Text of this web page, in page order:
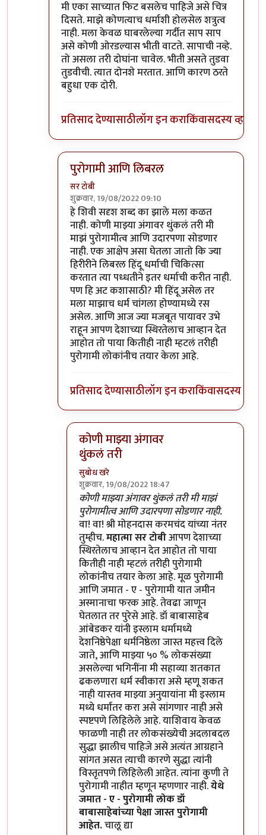
मी एका साच्यात फिट बसलेच पाहिजे असे चित्र
दिसते. माझे कोणत्याच धर्माशी होलसेल शत्रुत्व
नाही. मला केवळ घाबरलेल्या गर्दीत साप साप
असे कोणी ओरडल्यास भीती वाटते. सापाची नव्हे.
तो असला तरी दोघांना चावेल. भीती असते तुडवा
तुडवीची. त्यात दोनशे मरतात. आणि कारण ठरते
बहुधा एक दोरी.
प्रतिसाद देण्यासाठीलॉग इन कराकिंवासदस्य व्हा
पुरोगामी आणि लिबरल
सर टोबी
शुक्रवार, 19/08/2022 09:10
In reply toविरोधात वैयक्तिक पण नाही
हे शिवी सदृश शब्द का झाले मला कळत
नाही. कोणी माझ्या अंगावर थुंकलं तरी मी
माझं पुरोगामीत्व आणि उदारपणा सोडणार
नाही. एक आक्षेप असा घेतला जातो कि ज्या
हिरीरीने लिबरल हिंदू धर्माची चिकित्सा
करतात त्या पध्धतीने इतर धर्माची करीत नाही.
पण हि अट कशासाठी? मी हिंदू असेल तर
मला माझाच धर्म चांगला होण्यामध्ये रस
असेल. आणि आज ज्या मजबूत पायावर उभे
राहून आपण देशाच्या स्थिरतेलाच आव्हान देत
आहोत तो पाया कितीही नाही म्हटलं तरीही
पुरोगामी लोकांनीच तयार केला आहे.
प्रतिसाद देण्यासाठीलॉग इन कराकिंवासदस्य व्हा
कोणी माझ्या अंगावर
थुंकलं तरी
सुबोध खरे
शुक्रवार, 19/08/2022 18:47
In reply toपुरोगामी आणि लिबरलby
कोणी माझ्या अंगावर थुंकलं तरी मी माझं
पुरोगामीत्व आणि उदारपणा सोडणार नाही.
वा! वा! श्री मोहनदास करमचंद यांच्या नंतर
तुम्हीच.महात्मा सर टोबीआपण देशाच्या
स्थिरतेलाच आव्हान देत आहोत तो पाया
कितीही नाही म्हटलं तरीही पुरोगामी
लोकांनीच तयार केला आहे. मूळ पुरोगामी
आणि जमात - ए - पुरोगामी यात जमीन
अस्मानाचा फरक आहे. तेवढा जाणून
घेतलात तर पुरेसे आहे. डॉ बाबासाहेब
आंबेडकर यांनी इस्लाम धर्मामध्ये
देशनिष्ठेपेक्षा धर्मनिष्ठेला जास्त महत्त्व दिले
जाते, आणि माझ्या ५० % लोकसंख्या
असलेल्या भगिनींना मी सहाव्या शतकात
ढकलणारा धर्म स्वीकारा असे म्हणू शकत
नाही यास्तव माझ्या अनुयायांना मी इस्लाम
मध्ये धर्मांतर करा असे सांगणार नाही असे
स्पष्टपणे लिहिलेले आहे. याशिवाय केवळ
फाळणी नाही तर लोकसंख्येची अदलाबदल
सुद्धा झालीच पाहिजे असे अत्यंत आग्रहाने
सांगत असत त्याची कारणे सुद्धा त्यांनी
विस्तृतपणे लिहिलेली आहेत. त्यांना कुणी ते
पुरोगामी नाहीत म्हणून म्हणणार नाही.येथे
जमात - ए - पुरोगामी लोक डॉ
बाबासाहेबांच्या पेक्षा जास्त पुरोगामी
आहेत.चालू द्या